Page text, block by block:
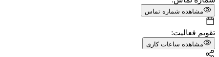
مشاهده شماره تماس
تقویم فعالیت:
مشاهده ساعات کاری